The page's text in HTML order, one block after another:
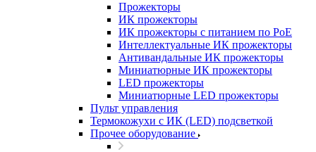
Прожекторы
ИК прожекторы
ИК прожекторы с питанием по PoE
Интеллектуальные ИК прожекторы
Антивандальные ИК прожекторы
Миниатюрные ИК прожекторы
LED прожекторы
Миниатюрные LED прожекторы
Пульт управления
Термокожухи с ИК (LED) подсветкой
Прочее оборудование